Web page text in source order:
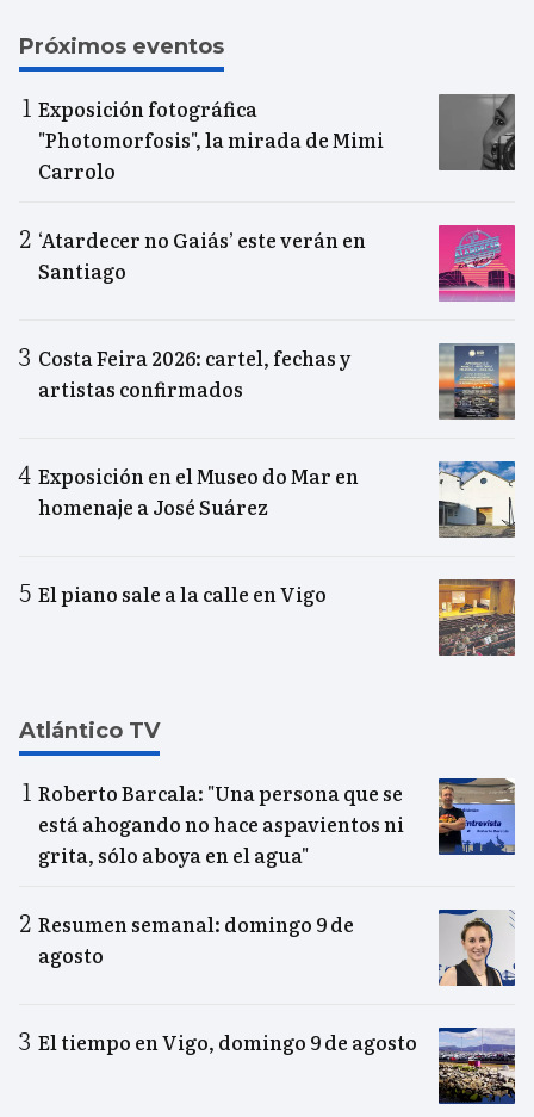
Próximos eventos
Exposición fotográfica
"Photomorfosis", la mirada de Mimi
Carrolo
‘Atardecer no Gaiás’ este verán en
Santiago
Costa Feira 2026: cartel, fechas y
artistas confirmados
Exposición en el Museo do Mar en
homenaje a José Suárez
El piano sale a la calle en Vigo
Atlántico TV
Roberto Barcala: "Una persona que se
está ahogando no hace aspavientos ni
grita, sólo aboya en el agua"
Resumen semanal: domingo 9 de
agosto
El tiempo en Vigo, domingo 9 de agosto